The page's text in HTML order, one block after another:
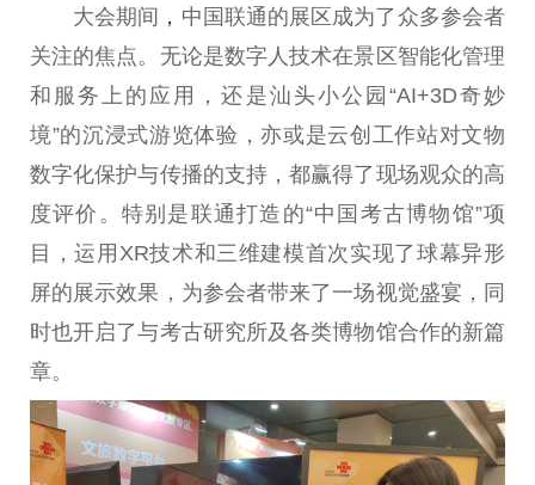
大会期间 ， 中国联通的展区成为了众多参会者
关注的焦点。无论是数字人技术在景区智能化管理
和服务上的应用，还是汕头小公园“AI+3D奇妙
境”的沉浸式游览体验，亦或是云创工作站对文物
数字化保护与传播的支持，都赢得了现场观众的高
度评价。特别是联通打造的“中国 考古博物馆”项
目，运用XR技术和三维建模首次实现了球幕异形
屏的展示效果 ，为参会者带来了一场视觉盛宴，同
时也开启了与考古研究所及各类博物馆合作的新篇
章。